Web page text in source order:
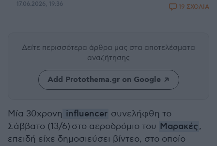
17.06.2026, 19:36 19 ΣΧΟΛΙΑ
Δείτε περισσότερα άρθρα μας στα αποτελέσματα
αναζήτησης
Add Protothema.gr on Google
Μία 30χρονη influencer συνελήφθη το
Σάββατο (13/6) στο αεροδρόμιο του Μαρακές,
επειδή είχε δημοσιεύσει βίντεο, στο οποίο